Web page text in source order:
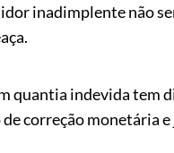
inadimplente não
quantia indevida tem
correção monetária